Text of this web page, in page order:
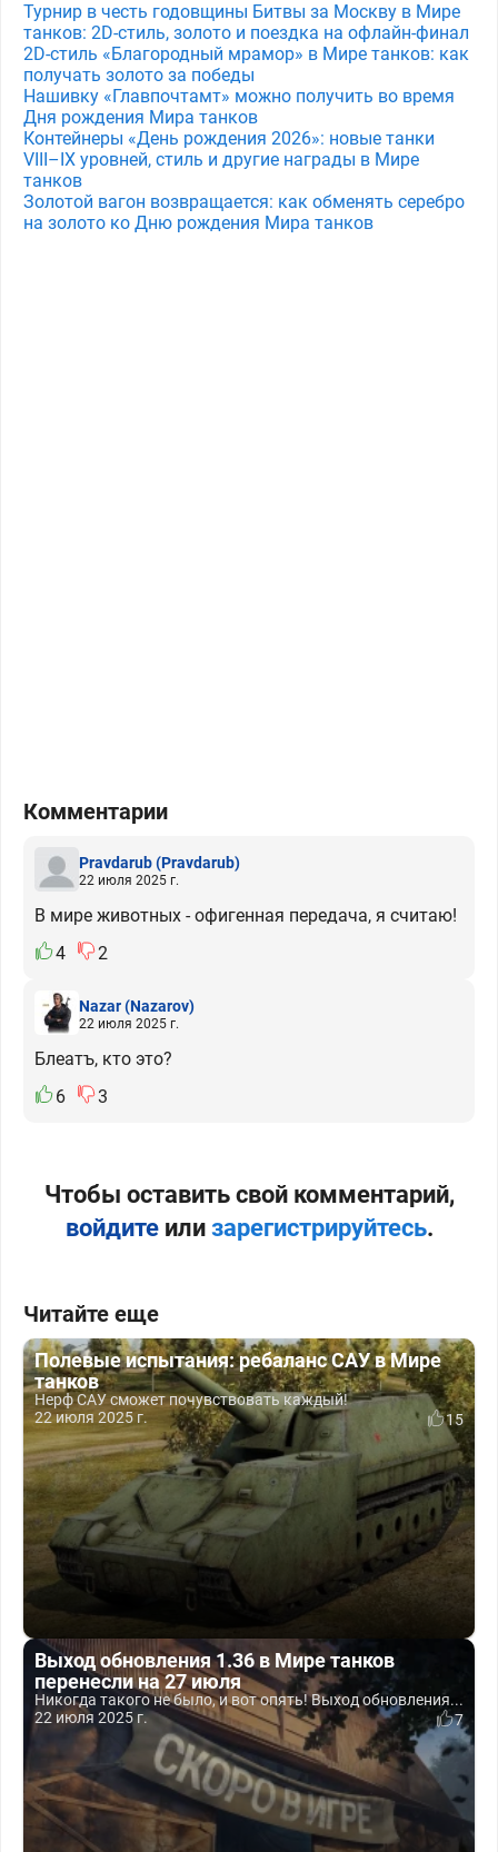
Турнир в честь годовщины Битвы за Москву в Мире
танков: 2D-стиль, золото и поездка на офлайн-финал
2D-стиль «Благородный мрамор» в Мире танков: как
получать золото за победы
Нашивку «Главпочтамт» можно получить во время
Дня рождения Мира танков
Контейнеры «День рождения 2026»: новые танки
VIII–IX уровней, стиль и другие награды в Мире
танков
Золотой вагон возвращается: как обменять серебро
на золото ко Дню рождения Мира танков
Комментарии
Pravdarub(Pravdarub)
22 июля 2025 г.
В мире животных - офигенная передача, я считаю!
4
2
Nazar(Nazarov)
22 июля 2025 г.
Блеатъ, кто это?
6
3
Чтобы оставить свой комментарий,
войдитеили зарегистрируйтесь.
Читайте еще
Полевые испытания: ребаланс САУ в Мире
танков
Нерф САУ сможет почувствовать каждый!
22 июля 2025 г.
15
Выход обновления 1.36 в Мире танков
перенесли на 27 июля
Никогда такого не было, и вот опять! Выход обновления...
22 июля 2025 г.
7